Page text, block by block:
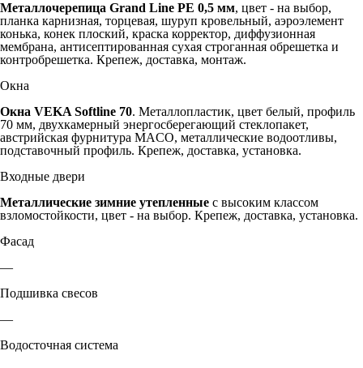
Металлочерепица Grand Line PE 0,5 мм, цвет - на выбор,
планка карнизная, торцевая, шуруп кровельный, аэроэлемент
конька, конек плоский, краска корректор, диффузионная
мембрана, антисептированная сухая строганная обрешетка и
контробрешетка. Крепеж, доставка, монтаж.
Окна
Окна VEKA Softline 70. Металлопластик, цвет белый, профиль
70 мм, двухкамерный энергосберегающий стеклопакет,
австрийская фурнитура MACO, металлические водоотливы,
подставочный профиль. Крепеж, доставка, установка.
Входные двери
Металлические зимние утепленные с высоким классом
взломостойкости, цвет - на выбор. Крепеж, доставка, установка.
Фасад
—
Подшивка свесов
—
Водосточная система